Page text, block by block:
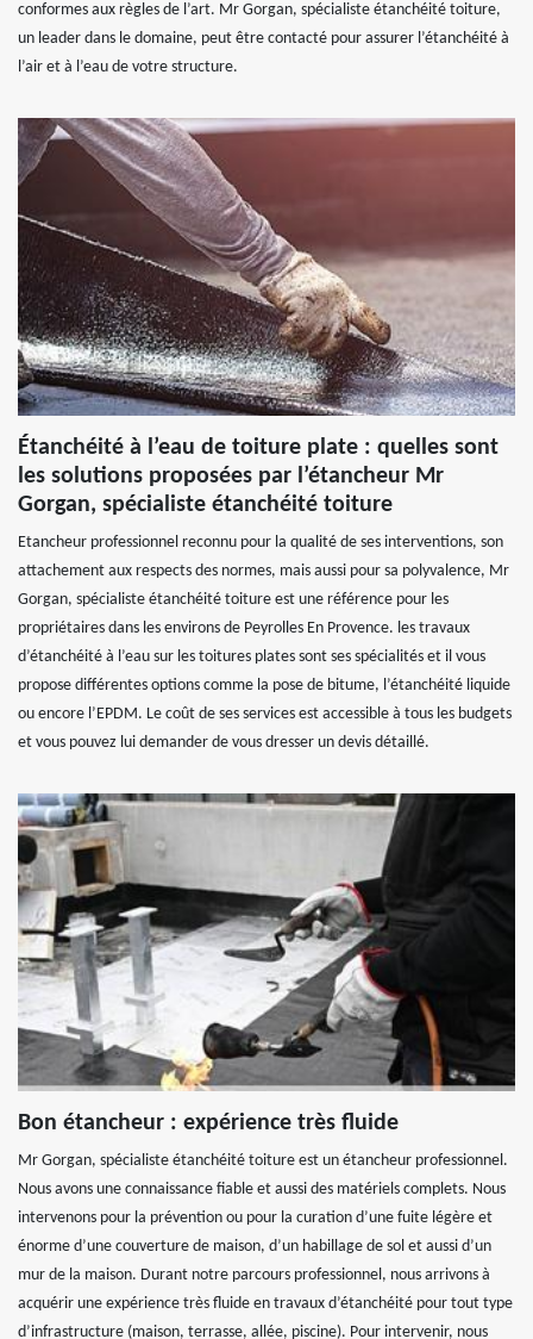
conformes aux règles de l’art. Mr Gorgan, spécialiste étanchéité toiture,
un leader dans le domaine, peut être contacté pour assurer l’étanchéité à
l’air et à l’eau de votre structure.
Étanchéité à l’eau de toiture plate : quelles sont
les solutions proposées par l’étancheur Mr
Gorgan, spécialiste étanchéité toiture
Etancheur professionnel reconnu pour la qualité de ses interventions, son
attachement aux respects des normes, mais aussi pour sa polyvalence, Mr
Gorgan, spécialiste étanchéité toiture est une référence pour les
propriétaires dans les environs de Peyrolles En Provence. les travaux
d’étanchéité à l’eau sur les toitures plates sont ses spécialités et il vous
propose différentes options comme la pose de bitume, l’étanchéité liquide
ou encore l’EPDM. Le coût de ses services est accessible à tous les budgets
et vous pouvez lui demander de vous dresser un devis détaillé.
Bon étancheur : expérience très fluide
Mr Gorgan, spécialiste étanchéité toiture est un étancheur professionnel.
Nous avons une connaissance fiable et aussi des matériels complets. Nous
intervenons pour la prévention ou pour la curation d’une fuite légère et
énorme d’une couverture de maison, d’un habillage de sol et aussi d’un
mur de la maison. Durant notre parcours professionnel, nous arrivons à
acquérir une expérience très fluide en travaux d’étanchéité pour tout type
d’infrastructure (maison, terrasse, allée, piscine). Pour intervenir, nous